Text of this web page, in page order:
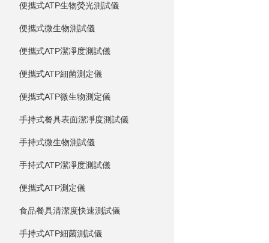
便攜式ATP生物熒光測試儀
便攜式微生物測試儀
便攜式ATP潔凈度測試儀
便攜式ATP細菌測定儀
便攜式ATP微生物測定儀
手持式餐具表面潔凈度測試儀
手持式微生物測試儀
手持式ATP潔凈度測試儀
便攜式ATP測定儀
食品餐具清潔度快速測試儀
手持式ATP細菌測試儀